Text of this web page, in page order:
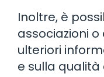
Inoltre, è
associazioni
ulteriori
e sulla qualità